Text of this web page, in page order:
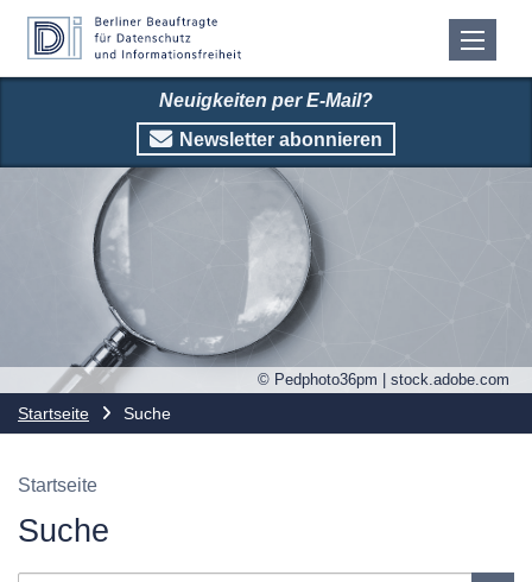
Neuigkeiten per E-Mail?
Newsletter abonnieren
© Pedphoto36pm | stock.adobe.com
Startseite Suche
Startseite
Suche